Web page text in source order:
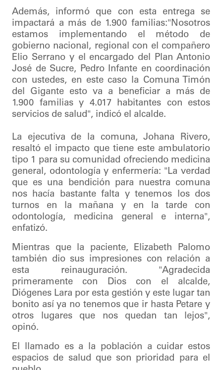
Además, informó que con esta entrega se
impactará a más de 1.900 familias:"Nosotros
estamos implementando el método de
gobierno nacional, regional con el compañero
Elio Serrano y el encargado del Plan Antonio
José de Sucre, Pedro Infante en coordinación
con ustedes, en este caso la Comuna Timón
del Gigante esto va a beneficiar a más de
1.900 familias y 4.017 habitantes con estos
servicios de salud", indicó el alcalde.
La ejecutiva de la comuna, Johana Rivero,
resaltó el impacto que tiene este ambulatorio
tipo 1 para su comunidad ofreciendo medicina
general, odontología y enfermería: "La verdad
que es una bendición para nuestra comuna
nos hacía bastante falta y tenemos los dos
turnos en la mañana y en la tarde con
odontología, medicina general e interna",
enfatizó.
Mientras que la paciente, Elizabeth Palomo
también dio sus impresiones con relación a
esta reinauguración. "Agradecida
primeramente con Dios con el alcalde,
Diógenes Lara por esta gestión y este lugar tan
bonito así ya no tenemos que ir hasta Petare y
otros lugares que nos quedan tan lejos",
opinó.
El llamado es a la población a cuidar estos
espacios de salud que son prioridad para el